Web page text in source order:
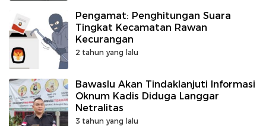
Pengamat: Penghitungan Suara
Tingkat Kecamatan Rawan
Kecurangan
2 tahun yang lalu
Bawaslu Akan Tindaklanjuti Informasi
Oknum Kadis Diduga Langgar
Netralitas
3 tahun yang lalu